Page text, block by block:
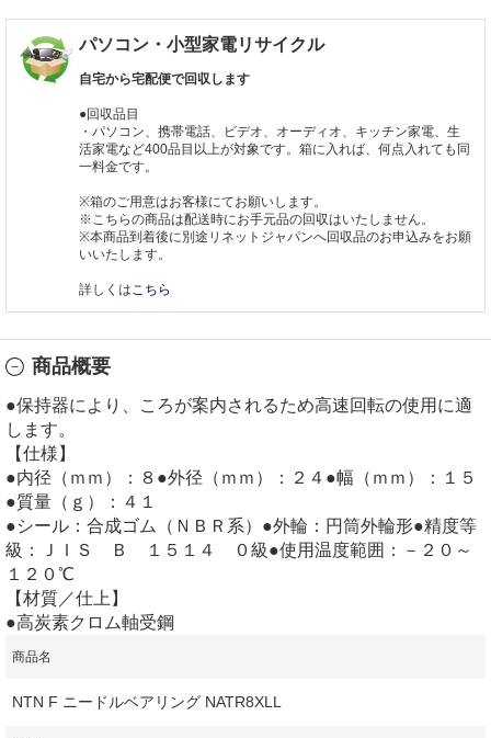
パソコン・小型家電リサイクル
自宅から宅配便で回収します
●回収品目
・パソコン、携帯電話、ビデオ、オーディオ、キッチン家電、生
活家電など400品目以上が対象です。箱に入れば、何点入れても同
一料金です。
※箱のご用意はお客様にてお願いします。
※こちらの商品は配送時にお手元品の回収はいたしません。
※本商品到着後に別途リネットジャパンへ回収品のお申込みをお願
いいたします。
詳しくは こちら
商品概要
●保持器により、ころが案内されるため高速回転の使用に適
します。
【仕様】
●内径（ｍｍ）：８●外径（ｍｍ）：２４●幅（ｍｍ）：１５
●質量（ｇ）：４１
●シール：合成ゴム（ＮＢＲ系）●外輪：円筒外輪形●精度等
級：ＪＩＳ Ｂ １５１４ ０級●使用温度範囲：－２０～
１２０℃
【材質／仕上】
●高炭素クロム軸受鋼
商品名
NTN F ニードルベアリング NATR8XLL